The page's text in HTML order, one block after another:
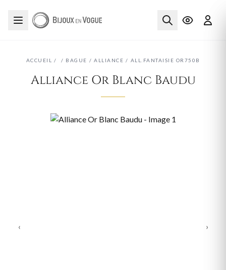
ACCUEIL / / BAGUE / ALLIANCE / ALL.FANTAISIE OR750B
Alliance Or Blanc Baudu
‹ ›